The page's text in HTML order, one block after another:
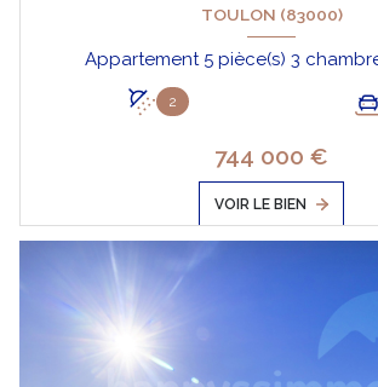
TOULON (83000)
2
744 000 €
VOIR LE BIEN